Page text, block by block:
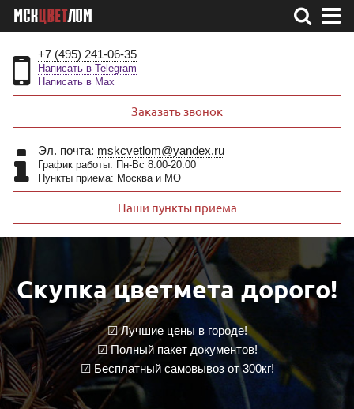
+7 (495) 241-06-35
Написать в Telegram
Написать в Max
Заказать звонок
Эл. почта: mskcvetlom@yandex.ru
График работы: Пн-Вс 8:00-20:00
Пункты приема: Москва и МО
Наши пункты приема
Скупка цветмета дорого!
☑ Лучшие цены в городе!
☑ Полный пакет документов!
☑ Бесплатный самовывоз от 300кг!